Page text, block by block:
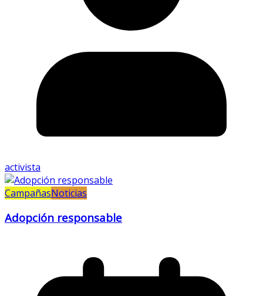
activista
CampañasNoticias
Adopción responsable